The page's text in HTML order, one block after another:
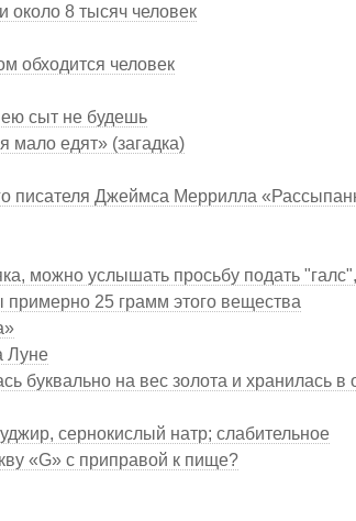
около 8 тысяч человек
обходится человек
сыт не будешь
мало едят» (загадка)
писателя Джеймса Меррилла
можно услышать просьбу подать
25 грамм этого вещества
Луне
буквально на вес золота и хранилась в
сернокислый натр; слабительное
«G» с приправой к пище?